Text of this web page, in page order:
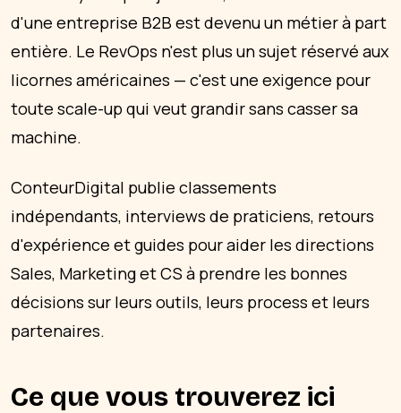
d'une entreprise B2B est devenu un métier à part
entière. Le RevOps n'est plus un sujet réservé aux
licornes américaines — c'est une exigence pour
toute scale-up qui veut grandir sans casser sa
machine.
ConteurDigital publie classements
indépendants, interviews de praticiens, retours
d'expérience et guides pour aider les directions
Sales, Marketing et CS à prendre les bonnes
décisions sur leurs outils, leurs process et leurs
partenaires.
Ce que vous trouverez ici